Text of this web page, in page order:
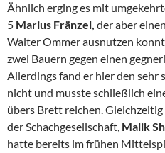
Ähnlich erging es mit
5 Marius Fränzel, der aber
Walter Ommer ausnutzen
zwei Bauern gegen einen
Allerdings fand er hier den sehr
nicht und musste schließlich
übers Brett reichen.
der Schachgesellschaft, Malik
hatte bereits im frühen